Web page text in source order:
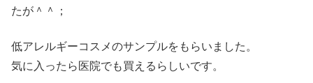
たが＾＾；
低アレルギーコスメのサンプルをもらいました。
気に入ったら医院でも買えるらしいです。